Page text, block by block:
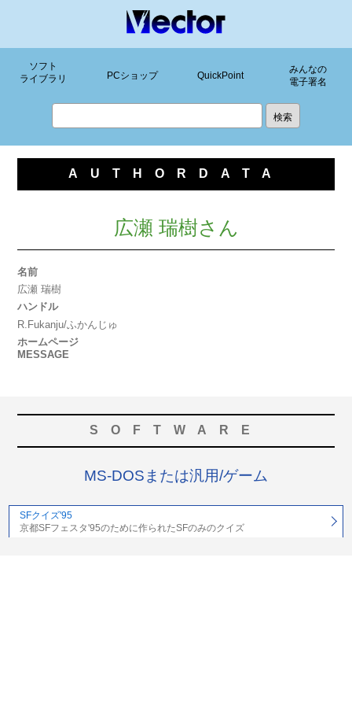
ソフト
ライブラリ
PCショップ QuickPoint
みんなの
電子署名
AUTHORDATA
広瀬 瑞樹さん
名前
広瀬 瑞樹
ハンドル
R.Fukanju/ふかんじゅ
ホームページ
MESSAGE
SOFTWARE
MS-DOSまたは汎用/ゲーム
SFクイズ'95
京都SFフェスタ'95のために作られたSFのみのクイズ